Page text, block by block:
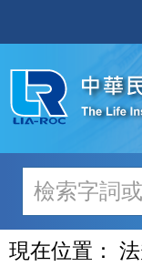
至
主
內
容
現在位置：